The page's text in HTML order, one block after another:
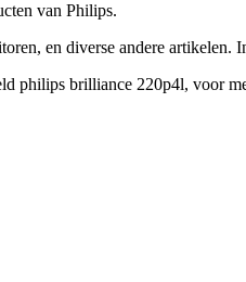
van Philips.
en diverse andere
philips brilliance 220p4l, voor